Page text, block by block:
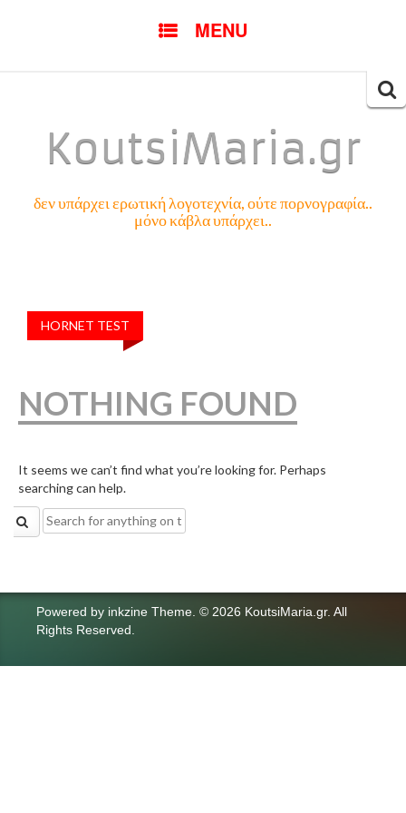
MENU
KoutsiMaria.gr
δεν υπάρχει ερωτική λογοτεχνία, ούτε πορνογραφία..
μόνο κάβλα υπάρχει..
HORNET TEST
NOTHING FOUND
It seems we can’t find what you’re looking for. Perhaps
searching can help.
Search
for:
Powered by inkzine Theme © 2026 KoutsiMaria.gr. All
Rights Reserved.